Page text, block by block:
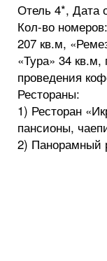
Отель 4*, Дата
Кол-во
207 кв.м,
«Тура» 34
проведения
Рестораны:
1) Ресторан
пансионы,
2) Панорамный